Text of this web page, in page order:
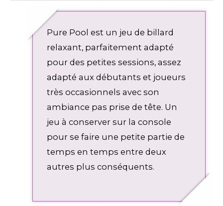
u
e
n
o
Pure Pool est un jeu de billard
relaxant, parfaitement adapté
pour des petites sessions, assez
adapté aux débutants et joueurs
très occasionnels avec son
ambiance pas prise de tête. Un
jeu à conserver sur la console
pour se faire une petite partie de
temps en temps entre deux
autres plus conséquents.